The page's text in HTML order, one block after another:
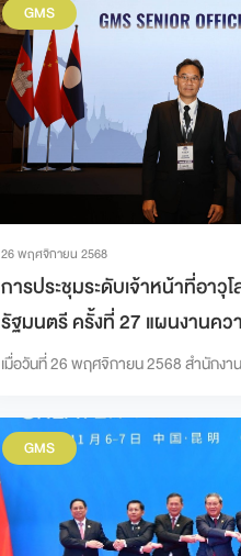
GMS
26 พฤศจิกายน 2568
การประชุมระดับเจ้าหน้าที่อาวุ
รัฐมนตรี ครั้งที่ 27 แผนงานค
ในอนุภูมิภาคลุ่มน้ำโขง 6 ประเ
เมื่อวันที่ 26 พฤศจิกายน 2568 สำนัก
GMS